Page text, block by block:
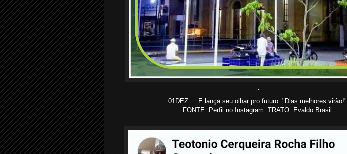
01DEZ ... E lança seu olhar pro futuro: "Dias melhores virão!"
FONTE: Perfil no Instagram. TRATO: Evaldo Brasil.
.................................................